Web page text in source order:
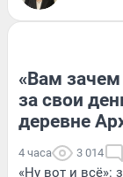
«Вам
за свои
деревне
4 часа 3 014
«Ну вот и всё»: